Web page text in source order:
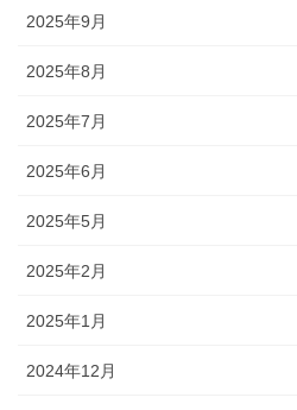
2025年9月
2025年8月
2025年7月
2025年6月
2025年5月
2025年2月
2025年1月
2024年12月